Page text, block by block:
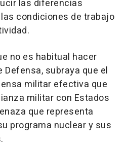
las diferencias
condiciones de trabajo
no es habitual hacer
subraya que el
militar efectiva que
militar con Estados
que representa
programa nuclear y sus